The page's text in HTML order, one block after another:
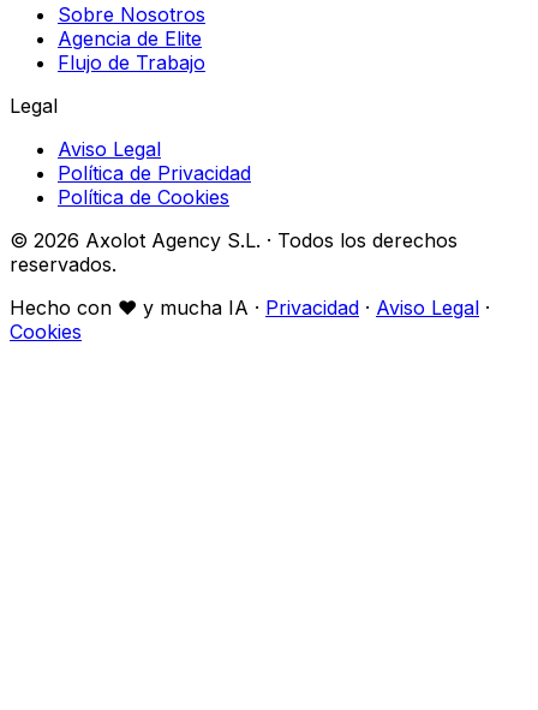
Sobre Nosotros
Agencia de Elite
Flujo de Trabajo
Legal
Aviso Legal
Política de Privacidad
Política de Cookies
© 2026 Axolot Agency S.L. · Todos los derechos
reservados.
Hecho con ♥ y mucha IA · Privacidad · Aviso Legal ·
Cookies